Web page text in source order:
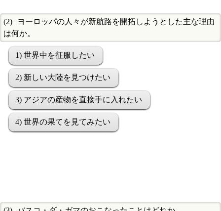
ヨーロッパの人々が新航路を開拓しようとした主な理由
は何か。
1) 世界中を征服したい
2) 新しい大陸を見つけたい
3) アジアの産物を直接手に入れたい
4) 世界の果てを見てみたい